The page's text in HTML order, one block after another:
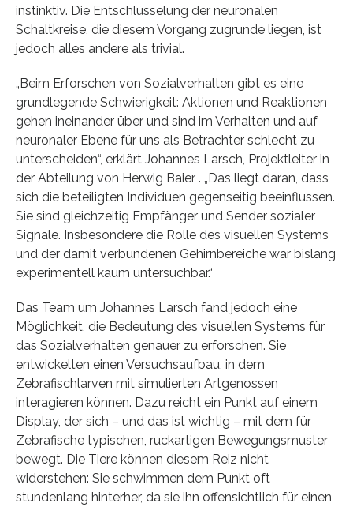
instinktiv. Die Entschlüsselung der neuronalen
Schaltkreise, die diesem Vorgang zugrunde liegen, ist
jedoch alles andere als trivial.
„Beim Erforschen von Sozialverhalten gibt es eine
grundlegende Schwierigkeit: Aktionen und Reaktionen
gehen ineinander über und sind im Verhalten und auf
neuronaler Ebene für uns als Betrachter schlecht zu
unterscheiden“, erklärt Johannes Larsch, Projektleiter in
der Abteilung von Herwig Baier . „Das liegt daran, dass
sich die beteiligten Individuen gegenseitig beeinflussen.
Sie sind gleichzeitig Empfänger und Sender sozialer
Signale. Insbesondere die Rolle des visuellen Systems
und der damit verbundenen Gehirnbereiche war bislang
experimentell kaum untersuchbar.“
Das Team um Johannes Larsch fand jedoch eine
Möglichkeit, die Bedeutung des visuellen Systems für
das Sozialverhalten genauer zu erforschen. Sie
entwickelten einen Versuchsaufbau, in dem
Zebrafischlarven mit simulierten Artgenossen
interagieren können. Dazu reicht ein Punkt auf einem
Display, der sich – und das ist wichtig – mit dem für
Zebrafische typischen, ruckartigen Bewegungsmuster
bewegt. Die Tiere können diesem Reiz nicht
widerstehen: Sie schwimmen dem Punkt oft
stundenlang hinterher, da sie ihn offensichtlich für einen